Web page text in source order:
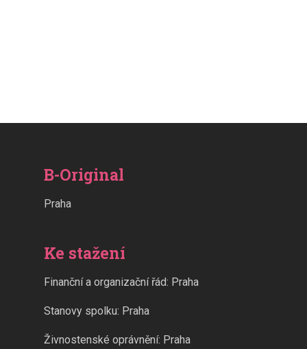
B-Original
Praha
Ke stažení
Finanční a organizační řád: Praha
Stanovy spolku: Praha
Živnostenské oprávnění: Praha